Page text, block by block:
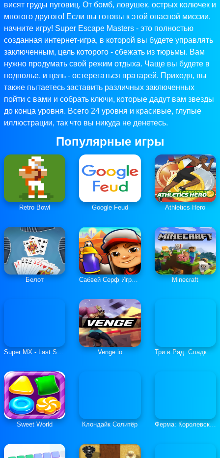
висят груды пуговиц. От бомб, ловушек, острых колючек и
многого другого! Если вы готовы к этой опасной миссии,
начните игру! Super Escape Masters - это полностью
созданная интернет-игра, в которой вы будете управлять
заключенным, цель которого - сбежать из тюрьмы. Вам
нужно продумать свой режим отдыха. Чаще вы будете в
подполье, и цель - остерегаться вратарей. Приходя, вы
также пытаетесь заставить различных заключенных
пойти с вами и собрать ключи, которые дадут вам звезды
до конца уровня. Всего 24 уровня и красивые, глупые
иллюстрации, так что вы никуда не денетесь.
Популярные игры
Retro Bowl Google Feud Athletics Hero
Белот Сабвей Серф Играть Онлайн Minecraft
Super MX - Last Season Venge.io Три в Ряд: Сладкие Загадки
Sweet World Клондайк Солитёр Ферма: Королевская История